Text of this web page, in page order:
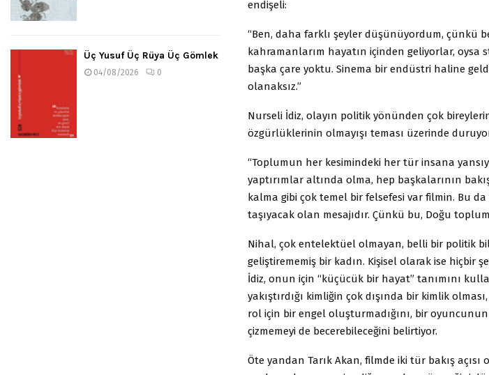
endişeli:
“Ben, daha farklı şeyler düşünüyordum, çünkü
kahramanlarım hayatın içinden geliyorlar, oysa
başka çare yoktu. Sinema bir endüstri haline
olanaksız.”
Nurseli İdiz, olayın politik yönünden çok
özgürlüklerinin olmayışı teması üzerinde
“Toplumun her kesimindeki her tür insana
yaptırımlar altında olma, hep başkalarının
kalma gibi çok temel bir felsefesi var filmin. Bu da
taşıyacak olan mesajıdır. Çünkü bu, Doğu
Nihal, çok entelektüel olmayan, belli bir politik
geliştirememiş bir kadın. Kişisel olarak ise hiçbir
İdiz, onun için “küçücük bir hayat” tanımını
yakıştırdığı kimliğin çok dışında bir kimlik
rol için bir engel oluşturmadığını, bir oyuncunun
çizmemeyi de becerebileceğini belirtiyor.
Öte yandan Tarık Akan, filmde iki tür bakış
Üç Yusuf Üç Rüya Üç Gömlek
04/08/2026 0